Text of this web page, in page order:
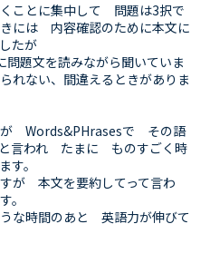
ことに集中して 問題は3択で
には 内容確認のために本文に
たが
題文を読みながら聞いていま
れない、間違えるときがありま
Words&PHrasesで その語
と言われ たまに ものすごく時
す。
が 本文を要約してって言わ
。
な時間のあと 英語力が伸びて